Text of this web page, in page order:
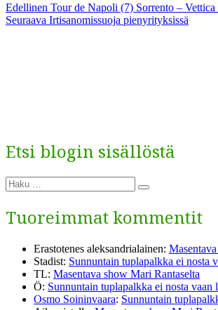
Artikkelien
Edellinen Edellinen
artikkeli:
Tour de Napoli (7) Sorrento –
Seuraava Seuraava
Irtisanomissuoja pienyrityksissä
Etsi blogin sisällöstä
Etsi:
Haku
Tuoreimmat kommentit
Erastotenes aleksandrialainen:
Stadist: Sunnuntain tuplapalkka ei nosta
TL: Masentava show Mari Rantaselta
Ö: Sunnuntain tuplapalkka ei nosta vaan
Osmo Soininvaara: Sunnuntain